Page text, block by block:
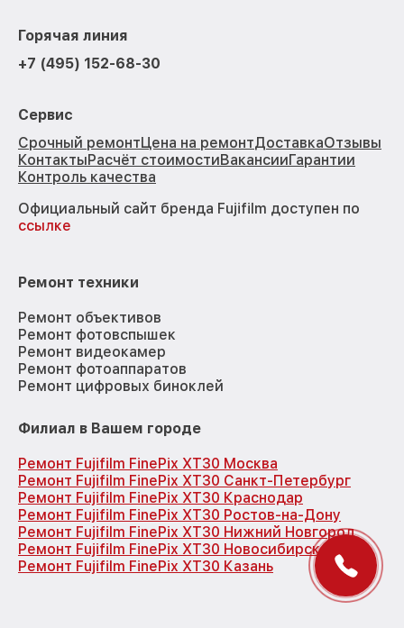
Горячая линия
+7 (495) 152-68-30
Сервис
Срочный ремонтЦена на ремонтДоставкаОтзывы
КонтактыРасчёт стоимостиВакансииГарантии
Контроль качества
Официальный сайт бренда Fujifilm доступен по
ссылке
Ремонт техники
Ремонт объективов
Ремонт фотовспышек
Ремонт видеокамер
Ремонт фотоаппаратов
Ремонт цифровых биноклей
Филиал в Вашем городе
Ремонт Fujifilm FinePix XT30 Москва
Ремонт Fujifilm FinePix XT30 Санкт-Петербург
Ремонт Fujifilm FinePix XT30 Краснодар
Ремонт Fujifilm FinePix XT30 Ростов-на-Дону
Ремонт Fujifilm FinePix XT30 Нижний Новгород
Ремонт Fujifilm FinePix XT30 Новосибирск
Ремонт Fujifilm FinePix XT30 Казань